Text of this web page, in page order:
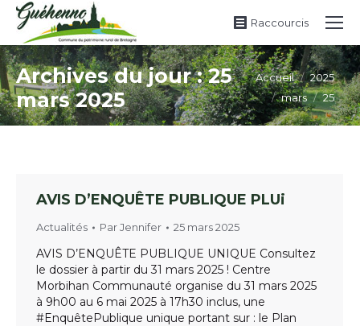
Raccourcis
Archives du jour :25
mars 2025
Vous êtes ici :
Accueil
2025
mars
25
AVIS D’ENQUÊTE PUBLIQUE PLUi
Actualités ParJennifer 25 mars 2025
AVIS D’ENQUÊTE PUBLIQUE UNIQUE Consultez
le dossier à partir du 31 mars 2025 ! Centre
Morbihan Communauté organise du 31 mars 2025
à 9h00 au 6 mai 2025 à 17h30 inclus, une
#EnquêtePublique unique portant sur : le Plan